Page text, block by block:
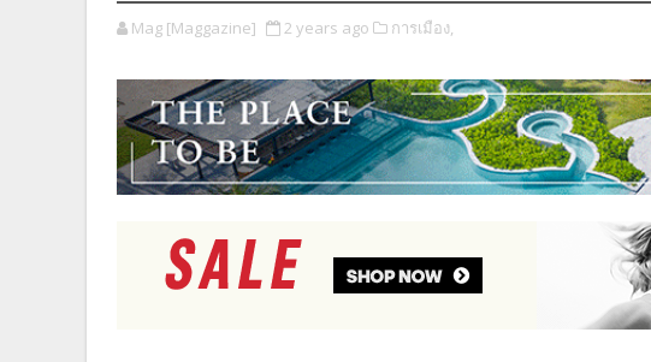
Mag [Maggazine] 2 years ago การเมือง,